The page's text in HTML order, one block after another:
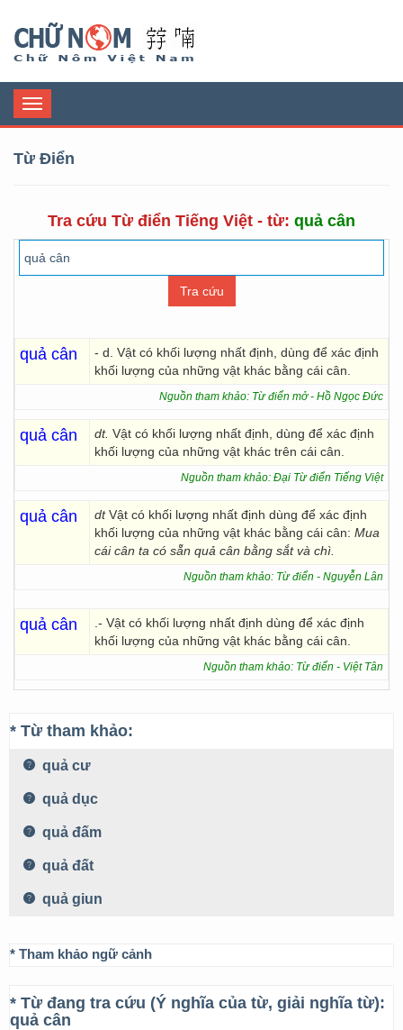
Toggle
navigation
Từ Điển
Tra cứu Từ điển Tiếng Việt - từ: quả cân
quả cân
- d. Vật có khối lượng nhất định, dùng để xác định
khối lượng của những vật khác bằng cái cân.
Nguồn tham khảo: Từ điển mở - Hồ Ngọc Đức
quả cân dt. Vật có khối lượng nhất định, dùng để xác định
khối lượng của những vật khác trên cái cân.
Nguồn tham khảo: Đại Từ điển Tiếng Việt
quả cân dtVật có khối lượng nhất định dùng để xác định
khối lượng của những vật khác bằng cái cân: Mua
cái cân ta có sẵn quả cân bằng sắt và chì.
Nguồn tham khảo: Từ điển - Nguyễn Lân
quả cân
.- Vật có khối lượng nhất định dùng để xác định
khối lượng của những vật khác bằng cái cân.
Nguồn tham khảo: Từ điển - Việt Tân
* Từ tham khảo:
quả cư
quả dục
quả đấm
quả đất
quả giun
* Tham khảo ngữ cảnh
* Từ đang tra cứu (Ý nghĩa của từ, giải nghĩa từ):
quả cân